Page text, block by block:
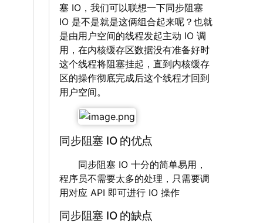
塞 IO，我们可以联想一下同步阻塞
IO 是不是就是这俩组合起来呢？也就
是由用户空间的线程发起主动 IO 调
用，在内核缓存区数据没有准备好时
这个线程将阻塞挂起，直到内核缓存
区的操作彻底完成后这个线程才回到
用户空间。
同步阻塞 IO 的优点
‌‌‌‌ 同步阻塞 IO 十分的简单易用，
程序员不需要太多的处理，只需要调
用对应 API 即可进行 IO 操作
同步阻塞 IO 的缺点